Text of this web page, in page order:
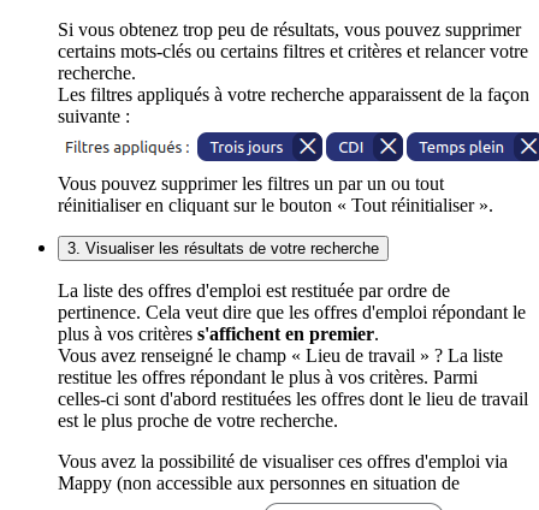
Si vous obtenez trop peu de résultats, vous pouvez supprimer
certains mots-clés ou certains filtres et critères et relancer votre
recherche.
Les filtres appliqués à votre recherche apparaissent de la façon
suivante :
Vous pouvez supprimer les filtres un par un ou tout
réinitialiser en cliquant sur le bouton « Tout réinitialiser ».
3. Visualiser les résultats de votre recherche
La liste des offres d'emploi est restituée par ordre de
pertinence. Cela veut dire que les offres d'emploi répondant le
plus à vos critères s'affichent en premier.
Vous avez renseigné le champ « Lieu de travail » ? La liste
restitue les offres répondant le plus à vos critères. Parmi
celles-ci sont d'abord restituées les offres dont le lieu de travail
est le plus proche de votre recherche.
Vous avez la possibilité de visualiser ces offres d'emploi via
Mappy (non accessible aux personnes en situation de